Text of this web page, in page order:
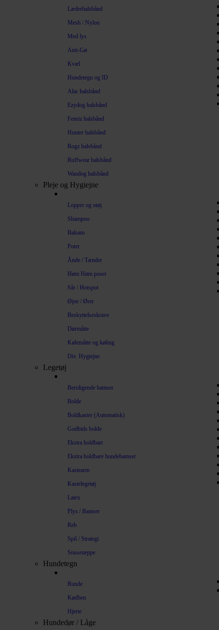
Læderhalsbånd
Mesh / Nylon
Med lys
Anti-Gø
Kvæl
Hundetegn og ID
Alac halsbånd
Ezydog halsbånd
Fenriz halsbånd
Hunter halsbånd
Rogz halsbånd
Ruffwear halsbånd
Waudog halsbånd
Pleje og Hygiejne
Lopper og utøj
Shampoo
Balsam
Poter
Ånde / Tænder
Høm Høm poser
Sår / Hotspot
Øjne / Ører
Beskyttelseskrave
Dørmåtte
Kølemåtte og køling
Div. Hygiejne
Legetøj
Beroligende bamser
Bolde
Boldkaster (Automatisk)
Godbids bolde
Ekstra holdbart
Ekstra holdbare hundebamser
Kastearm
Kastelegetøj
Latex
Plys / Bamser
Reb
Spil / Strategi
Snusetæppe
Hundetegn
Runde
Kødben
Hjerte
Hundedør / Låge